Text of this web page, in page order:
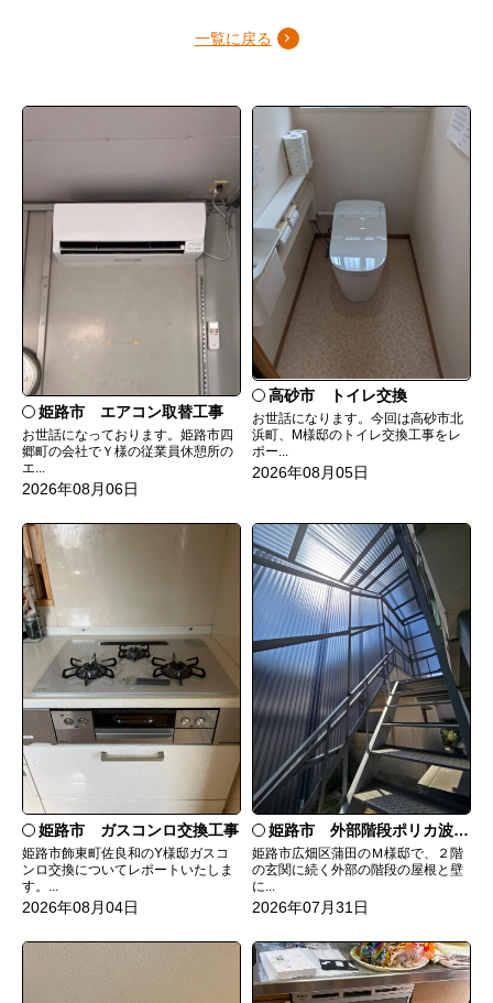
一覧に戻る
姫路市 エアコン取替工事
お世話になっております。姫路市四
郷町の会社でＹ様の従業員休憩所の
エ...
2026年08月06日
高砂市 トイレ交換
お世話になります。今回は高砂市北
浜町、M様邸のトイレ交換工事をレ
ポー...
2026年08月05日
姫路市 ガスコンロ交換工事
姫路市飾東町佐良和のY様邸ガスコ
ンロ交換についてレポートいたしま
す。...
2026年08月04日
姫路市 外部階段ポリカ波板張替工事
姫路市広畑区蒲田のＭ様邸で、２階
の玄関に続く外部の階段の屋根と壁
に...
2026年07月31日